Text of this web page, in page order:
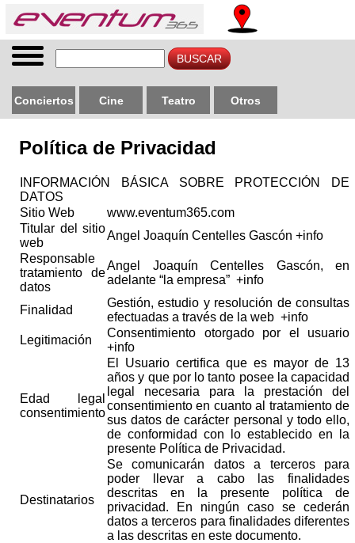
Conciertos Cine Teatro Otros
Política de Privacidad
INFORMACIÓN BÁSICA SOBRE PROTECCIÓN DE
DATOS
Sitio Web
www.eventum365.com
Titular del sitio
web
Angel Joaquín Centelles Gascón +info
Responsable
tratamiento de
datos
Angel Joaquín Centelles Gascón, en
adelante “la empresa” +info
Finalidad
Gestión, estudio y resolución de consultas
efectuadas a través de la web +info
Legitimación
Consentimiento otorgado por el usuario
+info
Edad legal
consentimiento
El Usuario certifica que es mayor de 13
años y que por lo tanto posee la capacidad
legal necesaria para la prestación del
consentimiento en cuanto al tratamiento de
sus datos de carácter personal y todo ello,
de conformidad con lo establecido en la
presente Política de Privacidad.
Destinatarios
Se comunicarán datos a terceros para
poder llevar a cabo las finalidades
descritas en la presente política de
privacidad. En ningún caso se cederán
datos a terceros para finalidades diferentes
a las descritas en este documento.